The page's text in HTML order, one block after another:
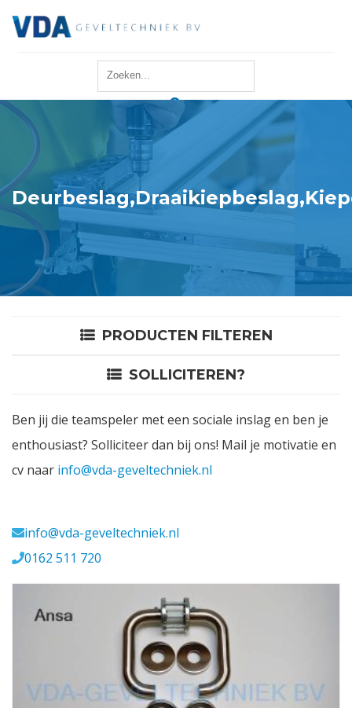
Reparatie
Onderhoud
Merken
Producten
Offerte
Login
Vacatures
PRODUCTEN FILTEREN
SOLLICITEREN?
Ben jij die teamspeler met een sociale inslag en ben je
enthousiast? Solliciteer dan bij ons! Mail je motivatie en
cv naar info@vda-geveltechniek.nl
info@vda-geveltechniek.nl
0162 511 720